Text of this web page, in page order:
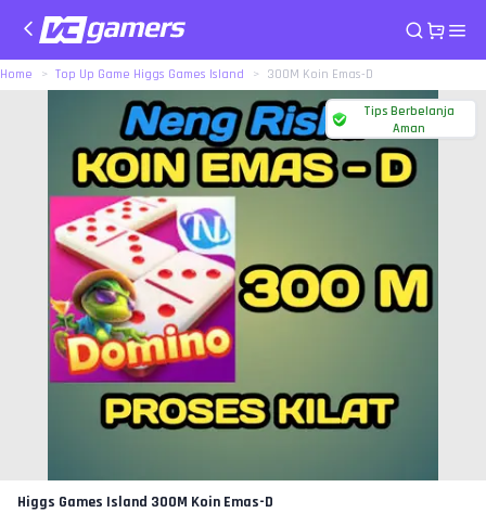
Home Top Up Game Higgs Games Island 300M Koin Emas-D
Tips Berbelanja
Aman
Higgs Games Island 300M Koin Emas-D